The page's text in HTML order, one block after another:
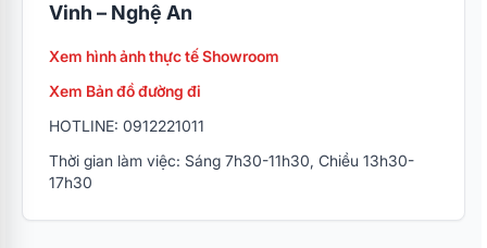
Vinh – Nghệ An
Xem hình ảnh thực tế Showroom
Xem Bản đồ đường đi
HOTLINE: 0912221011
Thời gian làm việc: Sáng 7h30-11h30, Chiều 13h30-
17h30